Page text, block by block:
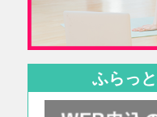
ふらっ